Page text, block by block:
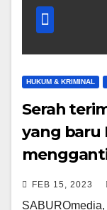
HUKUM & KRIMINAL
Serah
yang baru
Bupati SBT
FEB 15, 2023